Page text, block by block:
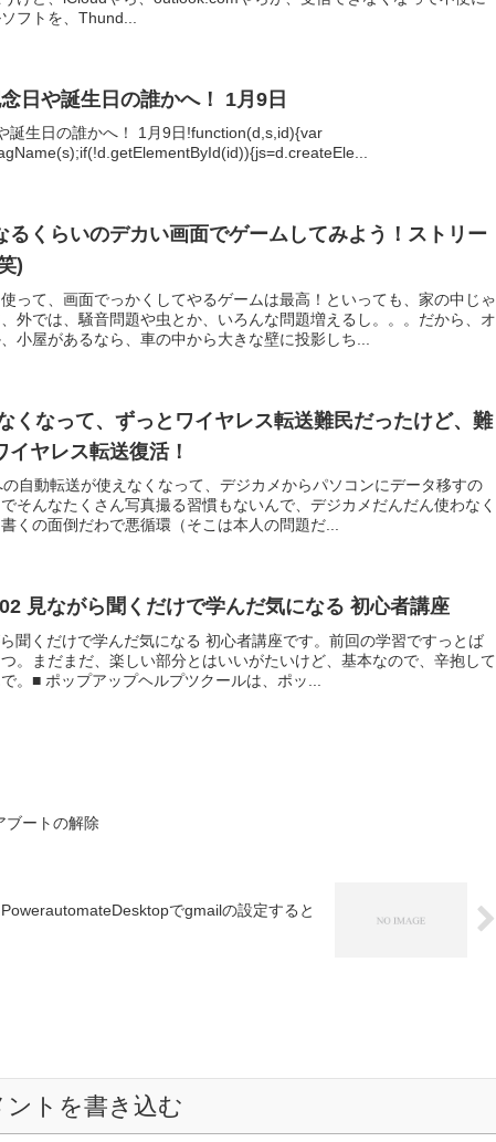
フトを、Thund...
日や誕生日の誰かへ！ 1月9日
誕生日の誰かへ！ 1月9日!function(d,s,id){var
るくらいのデカい画面でゲームしてみよう！ストリー
)
って、画面でっかくしてやるゲームは最高！といっても、家の中じゃ
外では、騒音問題や虫とか、いろんな問題増えるし。。。だから、オ
小屋があるなら、車の中から大きな壁に投影しち...
くなって、ずっとワイヤレス転送難民だったけど、難
イヤレス転送復活！
自動転送が使えなくなって、デジカメからパソコンにデータ移すの
そんなたくさん写真撮る習慣もないんで、デジカメだんだん使わなく
くの面倒だわで悪循環（そこは本人の問題だ...
見ながら聞くだけで学んだ気になる 初心者講座
聞くだけで学んだ気になる 初心者講座です。前回の学習ですっとば
。まだまだ、楽しい部分とはいいがたいけど、基本なので、辛抱して
。■ ポップアップヘルプツクールは、ポッ...
ブートの解除
でgmailの設定すると
ントを書き込む